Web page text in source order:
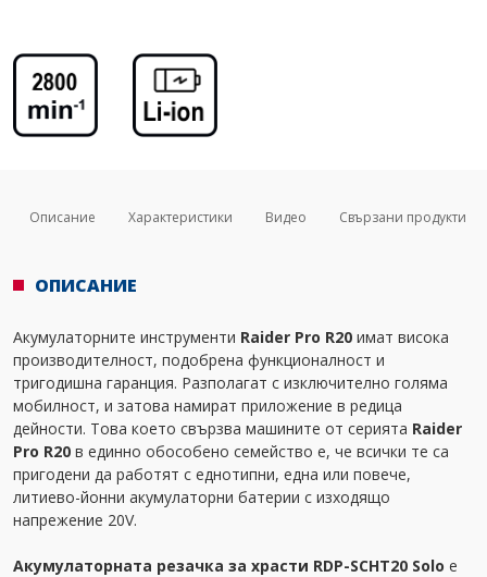
Описание Характеристики Видео Свързани продукти
ОПИСАНИЕ
Акумулаторните инструменти Raider Pro R20 имат висока
производителност, подобрена функционалност и
тригодишна гаранция. Разполагат с изключително голяма
мобилност, и затова намират приложение в редица
дейности. Това което свързва машините от серията Raider
Pro R20 в единно обособено семейство е, че всички те са
пригодени да работят с еднотипни, една или повече,
литиево-йонни акумулаторни батерии с изходящо
напрежение 20V.
Акумулаторната резачка за храсти RDP-SCHT20 Solo е